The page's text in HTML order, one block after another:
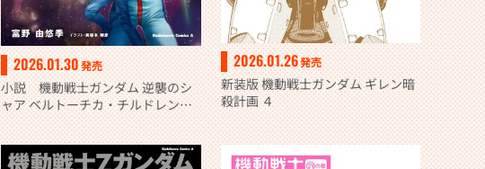
2026.01.30発売
小説 機動戦士ガンダム 逆襲のシ
ャア ベルトーチカ・チルドレン
2026.01.26発売
新装版 機動戦士ガンダム ギレン暗
殺計画 ４